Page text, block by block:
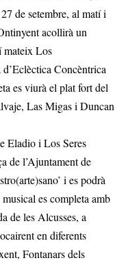
de setembre, al matí i
acollirà un
mateix Los
Concèntrica
es viurà el plat fort del
Las Migas i Duncan
Eladio i Los Seres
de l’Ajuntament de
i es podrà
es completa amb
de les Alcusses, a
en diferents
Fontanars dels